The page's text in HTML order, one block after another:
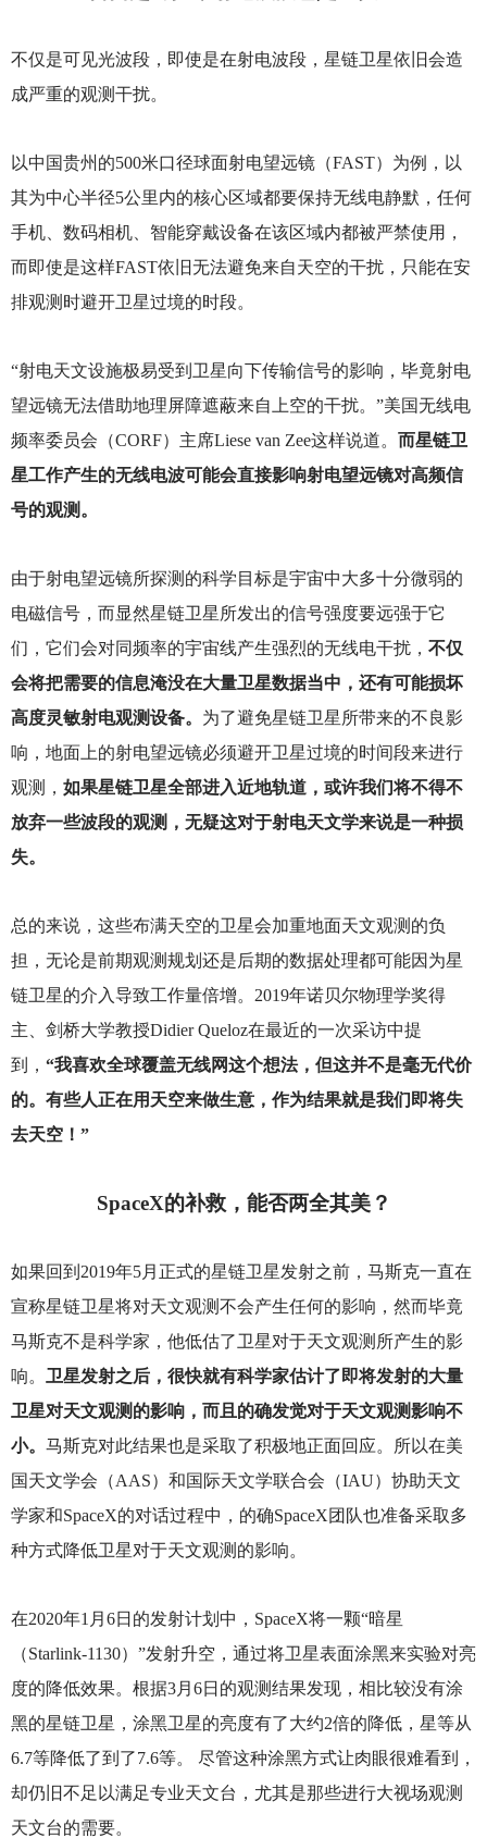
不仅是可见光波段，即使是在射电波段，星链卫星依旧会造
成严重的观测干扰。
以中国贵州的500米口径球面射电望远镜（FAST）为例，以
其为中心半径5公里内的核心区域都要保持无线电静默，任何
手机、数码相机、智能穿戴设备在该区域内都被严禁使用，
而即使是这样FAST依旧无法避免来自天空的干扰，只能在安
排观测时避开卫星过境的时段。
“射电天文设施极易受到卫星向下传输信号的影响，毕竟射电
望远镜无法借助地理屏障遮蔽来自上空的干扰。”美国无线电
频率委员会（CORF）主席Liese van Zee这样说道。 而星链卫
星工作产生的无线电波可能会直接影响射电望远镜对高频信
号的观测。
由于射电望远镜所探测的科学目标是宇宙中大多十分微弱的
电磁信号，而显然星链卫星所发出的信号强度要远强于它
们，它们会对同频率的宇宙线产生强烈的无线电干扰， 不仅
会将把需要的信息淹没在大量卫星数据当中，还有可能损坏
高度灵敏射电观测设备。 为了避免星链卫星所带来的不良影
响，地面上的射电望远镜必须避开卫星过境的时间段来进行
观测， 如果星链卫星全部进入近地轨道，或许我们将不得不
放弃一些波段的观测，无疑这对于射电天文学来说是一种损
失。
总的来说，这些布满天空的卫星会加重地面天文观测的负
担，无论是前期观测规划还是后期的数据处理都可能因为星
链卫星的介入导致工作量倍增。2019年诺贝尔物理学奖得
主、剑桥大学教授Didier Queloz在最近的一次采访中提
到， “我喜欢全球覆盖无线网这个想法，但这并不是毫无代价
的。有些人正在用天空来做生意，作为结果就是我们即将失
去天空！”
SpaceX的补救，能否两全其美？
如果回到2019年5月正式的星链卫星发射之前，马斯克一直在
宣称星链卫星将对天文观测不会产生任何的影响，然而毕竟
马斯克不是科学家，他低估了卫星对于天文观测所产生的影
响。 卫星发射之后，很快就有科学家估计了即将发射的大量
卫星对天文观测的影响，而且的确发觉对于天文观测影响不
小。 马斯克对此结果也是采取了积极地正面回应。所以在美
国天文学会（AAS）和国际天文学联合会（IAU）协助天文
学家和SpaceX的对话过程中，的确SpaceX团队也准备采取多
种方式降低卫星对于天文观测的影响。
在2020年1月6日的发射计划中，SpaceX将一颗“暗星
（Starlink-1130）”发射升空，通过将卫星表面涂黑来实验对亮
度的降低效果。根据3月6日的观测结果发现，相比较没有涂
黑的星链卫星，涂黑卫星的亮度有了大约2倍的降低，星等从
6.7等降低了到了7.6等。 尽管这种涂黑方式让肉眼很难看到，
却仍旧不足以满足专业天文台，尤其是那些进行大视场观测
天文台的需要。